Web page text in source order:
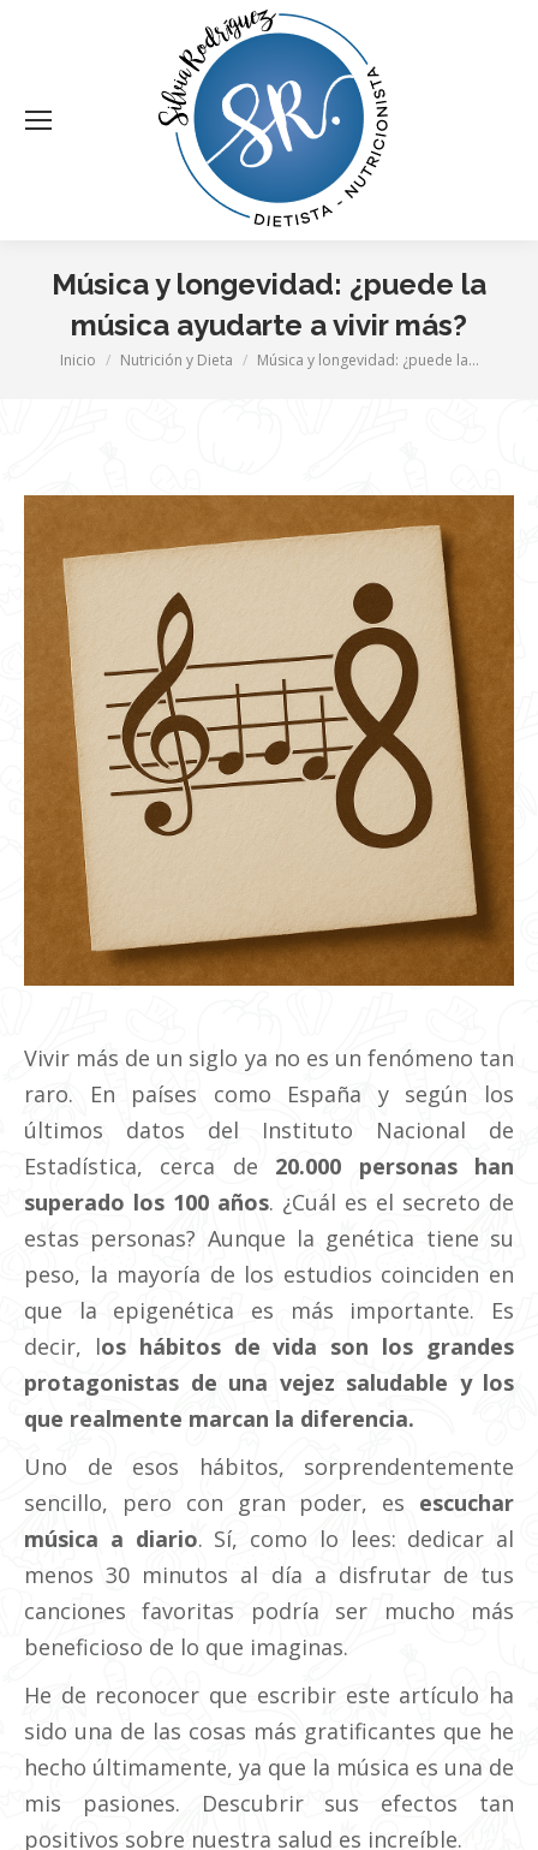
Música y longevidad: ¿puede la
música ayudarte a vivir más?
Estás aquí:
Inicio Nutrición y Dieta Música y longevidad: ¿puede la…
Vivir más de un siglo ya no es un fenómeno tan
raro. En países como España y según los
últimos datos del Instituto Nacional de
Estadística, cerca de 20.000 personas han
superado los 100 años. ¿Cuál es el secreto de
estas personas? Aunque la genética tiene su
peso, la mayoría de los estudios coinciden en
que la epigenética es más importante. Es
decir, los hábitos de vida son los grandes
protagonistas de una vejez saludable y los
que realmente marcan la diferencia.
Uno de esos hábitos, sorprendentemente
sencillo, pero con gran poder, es escuchar
música a diario. Sí, como lo lees: dedicar al
menos 30 minutos al día a disfrutar de tus
canciones favoritas podría ser mucho más
beneficioso de lo que imaginas.
He de reconocer que escribir este artículo ha
sido una de las cosas más gratificantes que he
hecho últimamente, ya que la música es una de
mis pasiones. Descubrir sus efectos tan
positivos sobre nuestra salud es increíble.